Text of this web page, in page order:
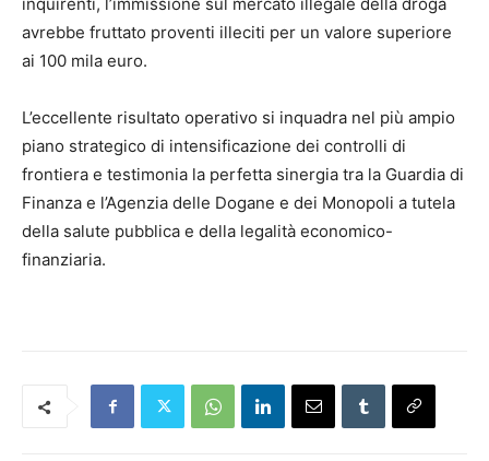
inquirenti, l’immissione sul mercato illegale della droga
avrebbe fruttato proventi illeciti per un valore superiore
ai 100 mila euro.
L’eccellente risultato operativo si inquadra nel più ampio
piano strategico di intensificazione dei controlli di
frontiera e testimonia la perfetta sinergia tra la Guardia di
Finanza e l’Agenzia delle Dogane e dei Monopoli a tutela
della salute pubblica e della legalità economico-
finanziaria.